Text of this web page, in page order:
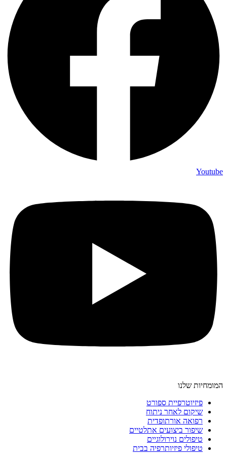
Youtube
המומחיות שלנו
פיזיוטרפיית ספורט
שיקום לאחר ניתוח
רפואה אורתופדית
שיפור ביצועים אתלטיים
טיפולים נוירולוגיים
טיפולי פיזיותרפיה בבית